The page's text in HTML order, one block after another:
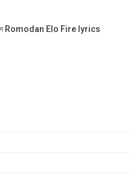
Romodan Elo Fire lyrics